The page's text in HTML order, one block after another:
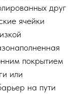
друг
ячейки
покрытием
или
на пути